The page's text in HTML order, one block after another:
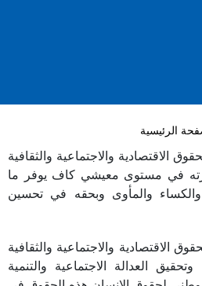
الرئيسية
الاقتصادية والاجتماعية والثقافية
في مستوى معيشي كاف يوفر ما
والمأوى وبحقه في تحسين
الاقتصادية والاجتماعية والثقافية
العدالة الاجتماعية والتنمية